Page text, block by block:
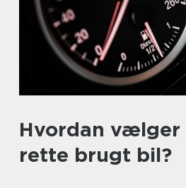
Hvordan vælger
rette brugt bil?